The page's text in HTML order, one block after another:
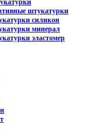
штукатурки
силикон
минерал
эластомер